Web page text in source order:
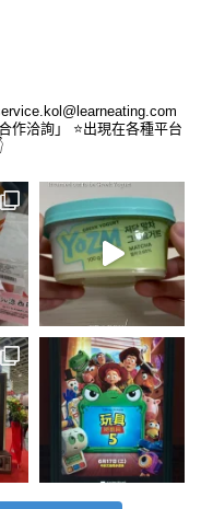
作洽詢」
⭐️出現在各種平台